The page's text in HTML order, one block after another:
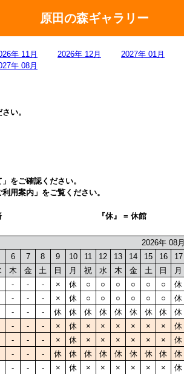
原田の森ギャラリー
年 11月 2026年 12月 2027年 01月
年 08月
い。
をご確認ください。
用案内」をご覧ください。
『休』 = 休館
2026年 08月
6 7 8 9 10 11 12 13 14 15 16 17
木 金 土 日 月 祝 水 木 金 土 日 月
- - - × 休 ○ ○ ○ ○ ○ ○ 休
- - - × 休 ○ ○ ○ ○ ○ ○ 休
- - - 休 休 休 休 休 休 休 休 休
- - - × 休 × × × × × × 休
- - - × 休 × × × × × × 休
- - - 休 休 休 休 休 休 休 休 休
- - - × 休 × × × × × × 休